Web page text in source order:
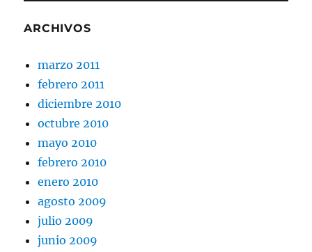
ARCHIVOS
marzo 2011
febrero 2011
diciembre 2010
octubre 2010
mayo 2010
febrero 2010
enero 2010
agosto 2009
julio 2009
junio 2009